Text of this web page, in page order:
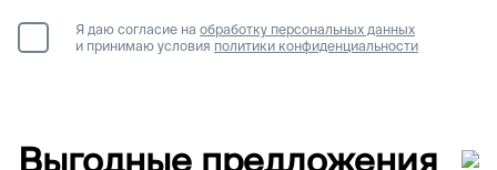
Я даю согласие на обработку персональных данных
и принимаю условия политики конфиденциальности
Выгодные предложения